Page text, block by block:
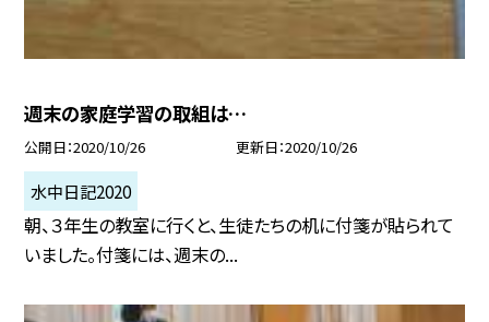
週末の家庭学習の取組は…
公開日 2020/10/26 更新日 2020/10/26
水中日記2020
朝、３年生の教室に行くと、生徒たちの机に付箋が貼られて
いました。付箋には、週末の...